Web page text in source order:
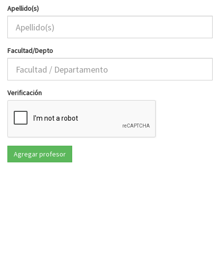
Apellido(s)
Facultad/Depto
Verificación